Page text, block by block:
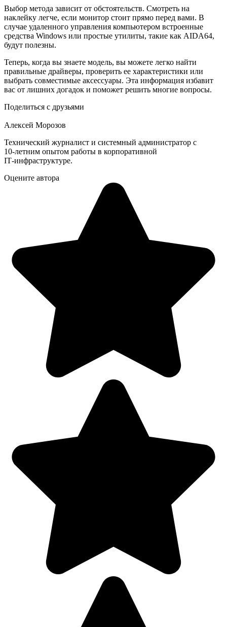
Выбор метода зависит от обстоятельств. Смотреть на
наклейку легче, если монитор стоит прямо перед вами. В
случае удаленного управления компьютером встроенные
средства Windows или простые утилиты, такие как AIDA64,
будут полезны.
Теперь, когда вы знаете модель, вы можете легко найти
правильные драйверы, проверить ее характеристики или
выбрать совместимые аксессуары. Эта информация избавит
вас от лишних догадок и поможет решить многие вопросы.
Поделиться с друзьями
Алексей Морозов
Технический журналист и системный администратор с
10‑летним опытом работы в корпоративной
IT‑инфраструктуре.
Оцените автора